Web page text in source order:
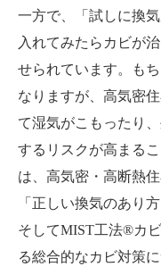
一方で、「試しに換
入れてみたらカビが
せられています。も
なりますが、高気密
て湿気がこもったり
するリスクが高まる
は、高気密・高断熱
「正しい換気のあり
そしてMIST工法®カ
る総合的なカビ対策